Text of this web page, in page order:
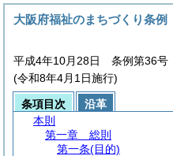
大阪府福祉のまちづくり条例
平成4年10月28日 条例第36号
(令和8年4月1日施行)
条項目次
沿革
本則
第一章
総則
第一条(目的)